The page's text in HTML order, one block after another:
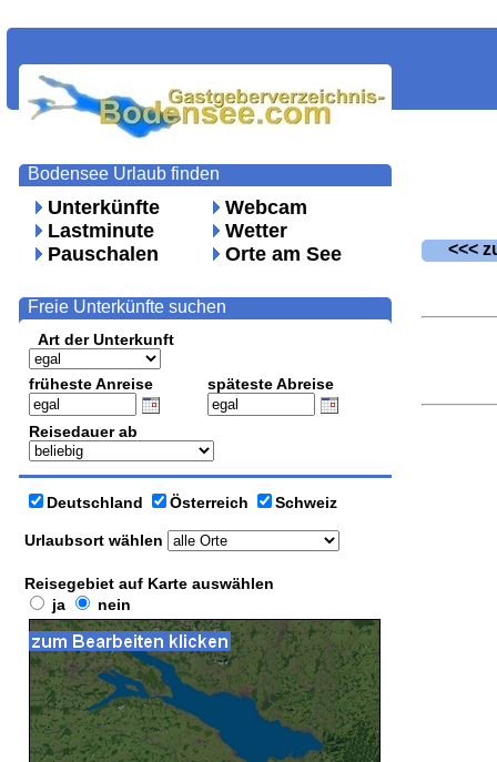
Unterkünfte
Lastminute
Pauschalen
Webcam
Wetter
Orte am See
Bodensee Urlaub finden
Art der Unterkunft
früheste Anreise späteste Abreise
Reisedauer ab
Urlaubsort wählen
Deutschland Österreich Schweiz
Reisegebiet auf Karte auswählen
ja
nein
Freie Unterkünfte suchen
<<<